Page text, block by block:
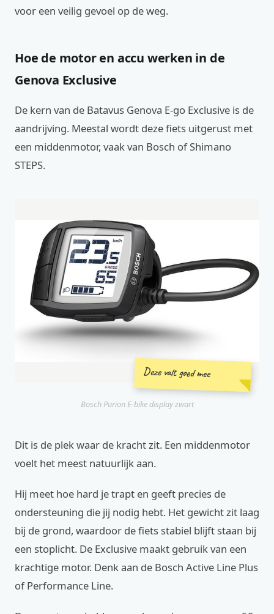
voor een veilig gevoel op de weg.
Hoe de motor en accu werken in de
Genova Exclusive
De kern van de Batavus Genova E-go Exclusive is de
aandrijving. Meestal wordt deze fiets uitgerust met
een middenmotor, vaak van Bosch of Shimano
STEPS.
Deze valt goed mee
Bosch Purion E-bike display zwart
Dit is de plek waar de kracht zit. Een middenmotor
voelt het meest natuurlijk aan.
Hij meet hoe hard je trapt en geeft precies de
ondersteuning die jij nodig hebt. Het gewicht zit laag
bij de grond, waardoor de fiets stabiel blijft staan bij
een stoplicht. De Exclusive maakt gebruik van een
krachtige motor. Denk aan de Bosch Active Line Plus
of Performance Line.